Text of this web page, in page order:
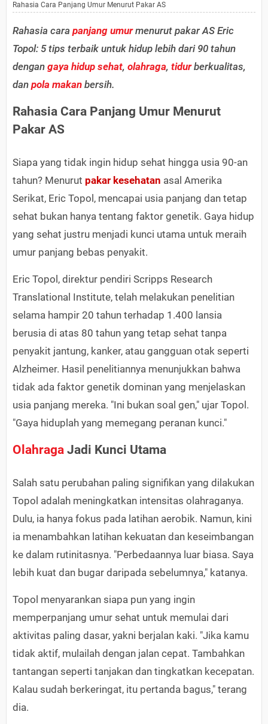
Rahasia Cara Panjang Umur Menurut Pakar AS
Rahasia cara panjang umurmenurut pakar AS Eric
Topol: 5 tips terbaik untuk hidup lebih dari 90 tahun
dengan gaya hidup sehat, olahraga, tidurberkualitas,
dan pola makan bersih.
Rahasia Cara Panjang Umur Menurut
Pakar AS
Siapa yang tidak ingin hidup sehat hingga usia 90-an
tahun? Menurut pakar kesehatan asal Amerika
Serikat, Eric Topol, mencapai usia panjang dan tetap
sehat bukan hanya tentang faktor genetik. Gaya hidup
yang sehat justru menjadi kunci utama untuk meraih
umur panjang bebas penyakit.
Eric Topol, direktur pendiri Scripps Research
Translational Institute, telah melakukan penelitian
selama hampir 20 tahun terhadap 1.400 lansia
berusia di atas 80 tahun yang tetap sehat tanpa
penyakit jantung, kanker, atau gangguan otak seperti
Alzheimer. Hasil penelitiannya menunjukkan bahwa
tidak ada faktor genetik dominan yang menjelaskan
usia panjang mereka. "Ini bukan soal gen," ujar Topol.
"Gaya hiduplah yang memegang peranan kunci."
Olahraga Jadi Kunci Utama
Salah satu perubahan paling signifikan yang dilakukan
Topol adalah meningkatkan intensitas olahraganya.
Dulu, ia hanya fokus pada latihan aerobik. Namun, kini
ia menambahkan latihan kekuatan dan keseimbangan
ke dalam rutinitasnya. "Perbedaannya luar biasa. Saya
lebih kuat dan bugar daripada sebelumnya," katanya.
Topol menyarankan siapa pun yang ingin
memperpanjang umur sehat untuk memulai dari
aktivitas paling dasar, yakni berjalan kaki. "Jika kamu
tidak aktif, mulailah dengan jalan cepat. Tambahkan
tantangan seperti tanjakan dan tingkatkan kecepatan.
Kalau sudah berkeringat, itu pertanda bagus," terang
dia.